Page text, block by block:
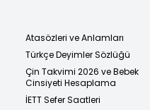
Atasözleri ve Anlamları
Türkçe Deyimler Sözlüğü
Çin Takvimi 2026 ve Bebek
Cinsiyeti Hesaplama
İETT Sefer Saatleri